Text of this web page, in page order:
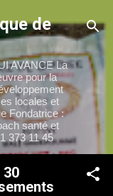
de
AVANCE La
pour la
locales et
Fondatrice :
santé et
373 11 45